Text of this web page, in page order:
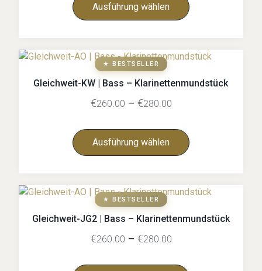
Ausführung wählen
★ BESTSELLER
Gleichweit-KW | Bass – Klarinettenmundstück
€260.00 – €280.00
Ausführung wählen
★ BESTSELLER
Gleichweit-JG2 | Bass – Klarinettenmundstück
€260.00 – €280.00